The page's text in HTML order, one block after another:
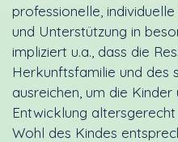
professionelle,
und Unterstützung in
impliziert u.a., dass die
Herkunftsfamilie und des
ausreichen, um die
Entwicklung
Wohl des Kindes